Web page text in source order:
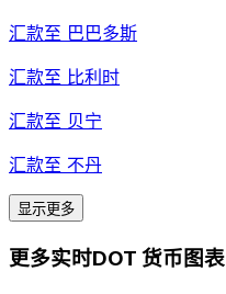
汇款至 巴巴多斯
汇款至 比利时
汇款至 贝宁
汇款至 不丹
显示更多
更多实时DOT 货币图表